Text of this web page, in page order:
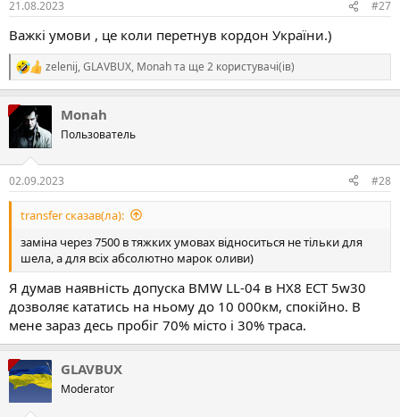
21.08.2023 #27
Важкі умови , це коли перетнув кордон України.)
Р
е
а
ц
zelenij,GLAVBUX, Monahта ще 2 користувачі(ів)
Monah
Пользователь
02.09.2023 #28
transfer сказав(ла):
заміна через 7500 в тяжких умовах відноситься не тільки для
шела, а для всіх абсолютно марок оливи)
Я думав наявність допуска BMW LL-04 в HX8 ЕСТ 5w30
дозволяє кататись на ньому до 10 000км, спокійно. В
мене зараз десь пробіг 70% місто і 30% траса.
GLAVBUX
Moderator